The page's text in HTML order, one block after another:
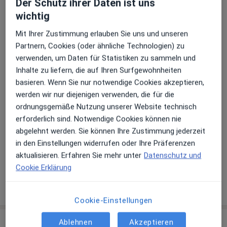
Weiterbildungen und Tätigkeitsschwerpunkte
Parodontologie
Endodontologie
Ästhetische Zahnmedizin
Hauptsächlich behandelte Krankheiten
Parodontitis
Periimplantitis
Zahnfleischentzündung
Zahnschmerzen
Zähneknirschen
+9a11y_sr_more_diseases
Patienten, die ich behandle
Erwachsene
Kinder
Der Schutz ihrer Daten ist uns
wichtig
Mit Ihrer Zustimmung erlauben Sie uns und unseren
Partnern, Cookies (oder ähnliche Technologien) zu
verwenden, um Daten für Statistiken zu sammeln und
Inhalte zu liefern, die auf Ihren Surfgewohnheiten
basieren. Wenn Sie nur notwendige Cookies akzeptieren,
werden wir nur diejenigen verwenden, die für die
ordnungsgemäße Nutzung unserer Website technisch
erforderlich sind. Notwendige Cookies können nie
abgelehnt werden. Sie können Ihre Zustimmung jederzeit
in den Einstellungen widerrufen oder Ihre Präferenzen
aktualisieren. Erfahren Sie mehr unter Datenschutz und
Cookie Erklärung
Cookie-Einstellungen
Ablehnen Akzeptieren